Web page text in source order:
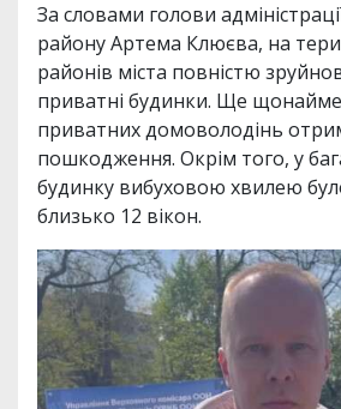
За словами голови
району Артема Клюєва, на
районів міста повністю
приватні будинки. Ще
приватних домоволодінь
пошкодження. Окрім того, у
будинку вибуховою хвилею
близько 12 вікон.